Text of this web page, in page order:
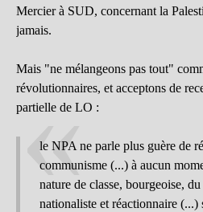
Mercier à SUD, concernant la
jamais.
Mais "ne mélangeons pas tout"
révolutionnaires, et acceptons de
partielle de LO :
le NPA ne parle plus guère de
communisme (...) à aucun
nature de classe, bourgeoise,
nationaliste et réactionnaire (...)